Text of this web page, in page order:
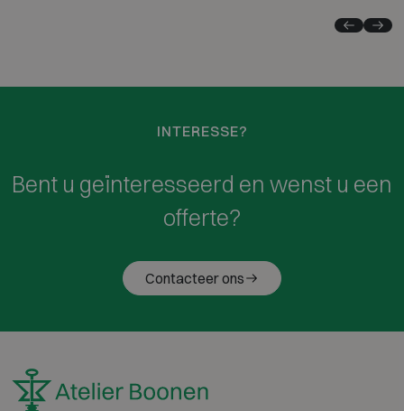
INTERESSE?
Bent u geïnteresseerd en wenst u een
offerte?
Contacteer ons